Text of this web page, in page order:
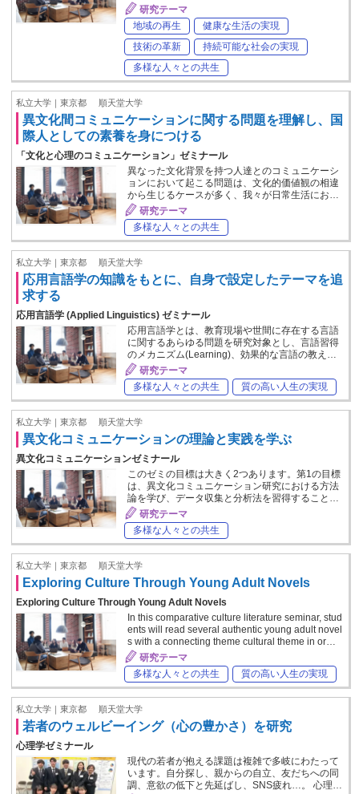
研究テーマ
地域の再生
健康な生活の実現
技術の革新
持続可能な社会の実現
多様な人々との共生
私立大学｜東京都 順天堂大学
異文化間コミュニケーションに関する問題を理解し、国
際人としての素養を身につける
「文化と心理のコミュニケーション」ゼミナール
異なった文化背景を持つ人達とのコミュニケーシ
ョンにおいて起こる問題は、文化的価値観の相違
から生じるケースが多く、我々が日常生活にお…
研究テーマ
多様な人々との共生
私立大学｜東京都 順天堂大学
応用言語学の知識をもとに、自身で設定したテーマを追
求する
応用言語学 (Applied Linguistics) ゼミナール
応用言語学とは、教育現場や世間に存在する言語
に関するあらゆる問題を研究対象とし、言語習得
のメカニズム(Learning)、効果的な言語の教え…
研究テーマ
多様な人々との共生
質の高い人生の実現
私立大学｜東京都 順天堂大学
異文化コミュニケーションの理論と実践を学ぶ
異文化コミュニケーションゼミナール
このゼミの目標は大きく2つあります。第1の目標
は、異文化コミュニケーション研究における方法
論を学び、データ収集と分析法を習得すること…
研究テーマ
多様な人々との共生
私立大学｜東京都 順天堂大学
Exploring Culture Through Young Adult Novels
Exploring Culture Through Young Adult Novels
In this comparative culture literature seminar, stud
ents will read several authentic young adult novel
s with a connecting theme cultural theme in or…
研究テーマ
多様な人々との共生
質の高い人生の実現
私立大学｜東京都 順天堂大学
若者のウェルビーイング（心の豊かさ）を研究
心理学ゼミナール
現代の若者が抱える課題は複雑で多岐にわたって
います。自分探し、親からの自立、友だちへの同
調、意欲の低下と先延ばし、SNS疲れ…。 心理…